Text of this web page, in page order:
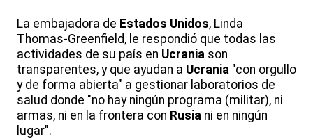
La embajadora de Estados Unidos, Linda
Thomas-Greenfield, le respondió que todas las
actividades de su país en Ucrania son
transparentes, y que ayudan a Ucrania "con orgullo
y de forma abierta" a gestionar laboratorios de
salud donde "no hay ningún programa (militar), ni
armas, ni en la frontera con Rusia ni en ningún
lugar".